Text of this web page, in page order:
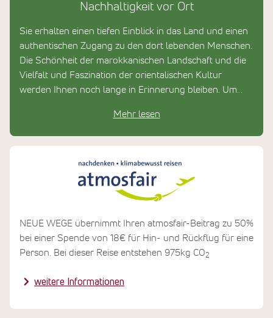
Nachhaltigkeit vor Ort
Sie erhalten einen tiefen Einblick in das Land und einen
authentischen Zugang zu den dort lebenden Menschen.
Die Schönheit der marokkanischen Landschaft und die
Vielfalt und Faszination der orientalischen Kultur
werden Ihnen noch lange in Erinnerung bleiben. Um
in seinem Heimatdorf Merzouga ein Kinderhilfsprojekt
gegründet, das den Kindern dort eine schulische
Ausbildung ermöglicht. Mit Ihrer Reise unterstützen Sie
das Projekt automatisch.
Mehr lesen
NEUE WEGE übernimmt Ihren atmosfair-Beitrag zu 50%
bei einer Spende von 18€ für Hin- und Rückflug für eine
Person. Bei dieser Reise entstehen 975kg CO2
weitere Informationen